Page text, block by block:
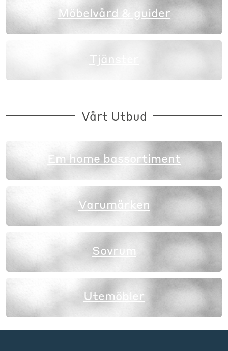
Möbelvård & guider
Tjänster
Vårt Utbud
Em home bassortiment
Varumärken
Sovrum
Utemöbler